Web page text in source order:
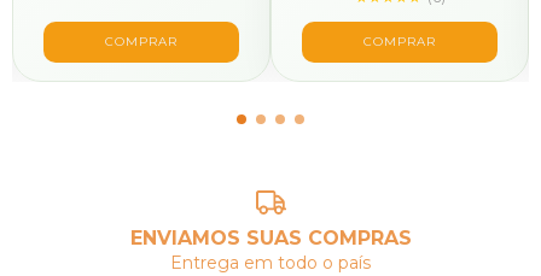
ENVIAMOS SUAS COMPRAS
Entrega em todo o país